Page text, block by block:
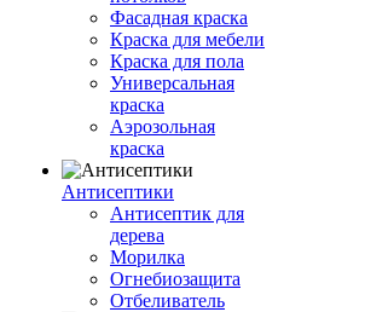
Фасадная краска
Краска для мебели
Краска для пола
Универсальная
краска
Аэрозольная
краска
Антисептики
Антисептик для
дерева
Морилка
Огнебиозащита
Отбеливатель